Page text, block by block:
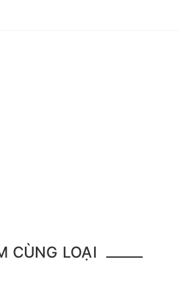
CÙNG LOẠI